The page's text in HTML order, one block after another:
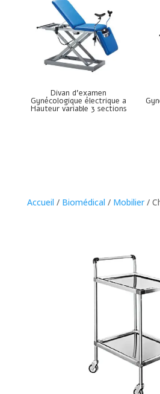
Divan d’examen
Gynécologique électrique a
Hauteur variable 3 sections
Accueil / Biomédical / Mobilier/